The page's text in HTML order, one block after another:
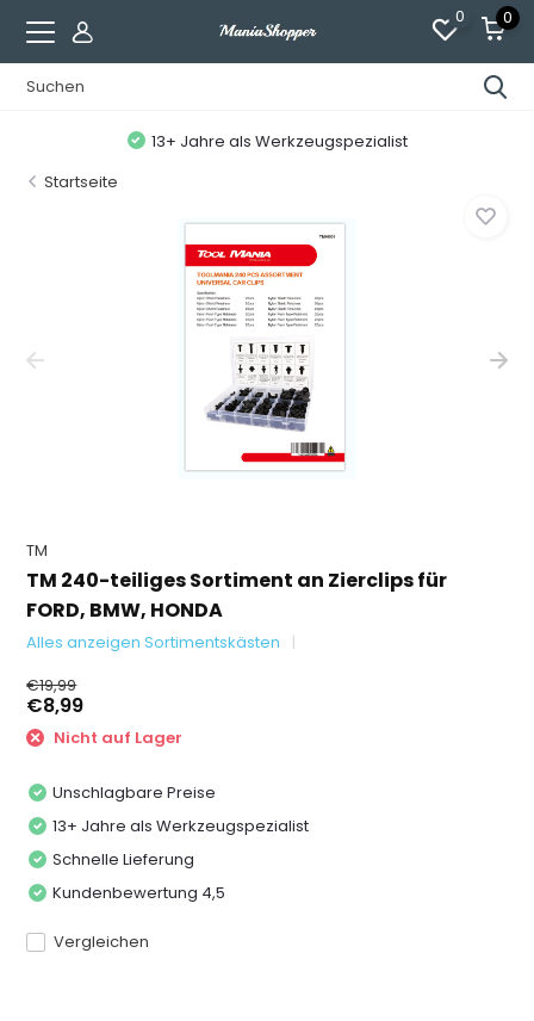
0 0
13+ Jahre als Werkzeugspezialist
Startseite
TM
TM 240-teiliges Sortiment an Zierclips für
FORD, BMW, HONDA
Alles anzeigen Sortimentskästen
€19,99
€8,99
Nicht auf Lager
Unschlagbare Preise
13+ Jahre als Werkzeugspezialist
Schnelle Lieferung
Kundenbewertung 4,5
Vergleichen